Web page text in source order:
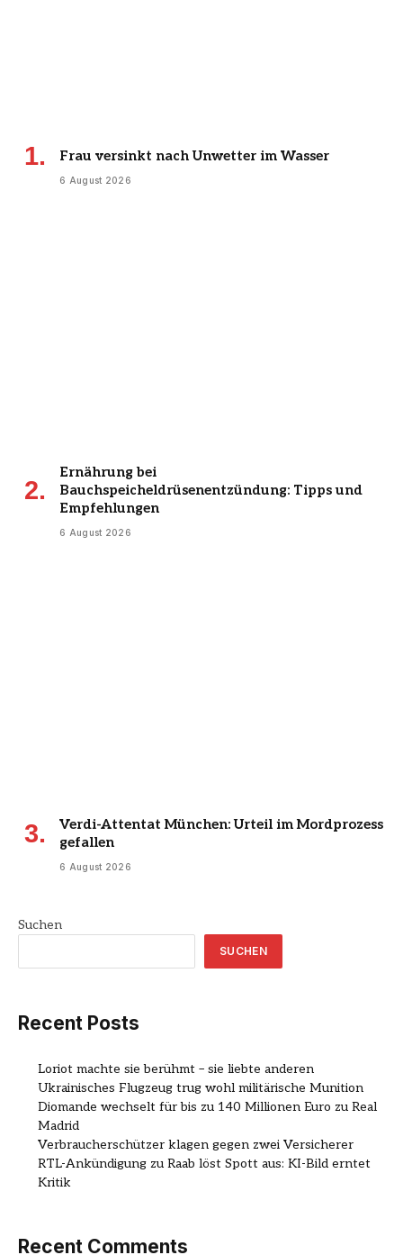
Frau versinkt nach Unwetter im Wasser
6 August 2026
Ernährung bei
Bauchspeicheldrüsenentzündung: Tipps und
Empfehlungen
6 August 2026
Verdi-Attentat München: Urteil im Mordprozess
gefallen
6 August 2026
Suchen
SUCHEN
Recent Posts
Loriot machte sie berühmt – sie liebte anderen
Ukrainisches Flugzeug trug wohl militärische Munition
Diomande wechselt für bis zu 140 Millionen Euro zu Real
Madrid
Verbraucherschützer klagen gegen zwei Versicherer
RTL-Ankündigung zu Raab löst Spott aus: KI-Bild erntet
Kritik
Recent Comments